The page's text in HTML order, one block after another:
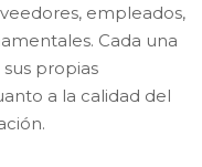
empleados,
Cada una
propias
a la calidad del